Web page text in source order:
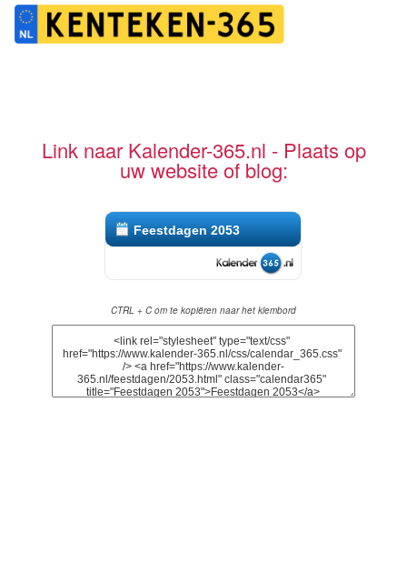
Link naar Kalender-365.nl - Plaats op
uw website of blog:
Feestdagen 2053
CTRL + C om te kopiëren naar het klembord